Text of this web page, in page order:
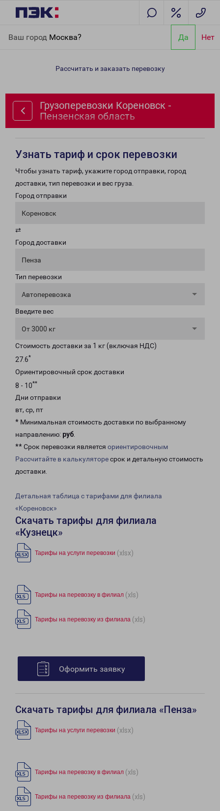
Ваш город Москва? Да Нет
Пензенская область
Рассчитать и заказать перевозку
Грузоперевозки Кореновск -
Пензенская область
Узнать тариф и срок перевозки
Чтобы узнать тариф, укажите город отправки, город
доставки, тип перевозки и вес груза.
Город отправки
Кореновск
⇄
Город доставки
Пенза
Тип перевозки
Автоперевозка
Введите вес
От 3000 кг
Стоимость доставки за 1 кг (включая НДС)
27.6*
Ориентировочный срок доставки
8 - 10**
Дни отправки
вт, ср, пт
* Минимальная стоимость доставки по выбранному
направлению: руб.
** Срок перевозки является ориентировочным
Рассчитайте в калькуляторесрок и детальную стоимость
доставки.
Детальная таблица с тарифами для филиала
«Кореновск»
Скачать тарифы для филиала
«Кузнецк»
Тарифы на услуги перевозки (xlsx)
Тарифы на перевозку в филиал (xls)
Тарифы на перевозку из филиала (xls)
Оформить заявку
Скачать тарифы для филиала «Пенза»
Тарифы на услуги перевозки (xlsx)
Тарифы на перевозку в филиал (xls)
Тарифы на перевозку из филиала (xls)